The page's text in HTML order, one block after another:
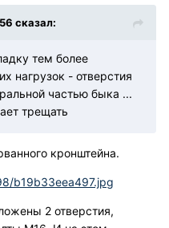
сказал:
тем более
нагрузок - отверстия
частью быка ...
трещать
кронштейна.
b19b33eea497.jpg
2 отверстия,